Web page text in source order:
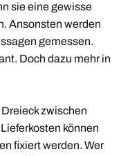
sie eine gewisse
Ansonsten werden
gemessen.
Doch dazu mehr in
zwischen
können
fixiert werden. Wer